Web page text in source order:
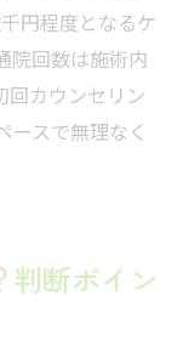
円程度となるケ
院回数は施術内
回カウンセリン
ースで無理なく
判断ポイン